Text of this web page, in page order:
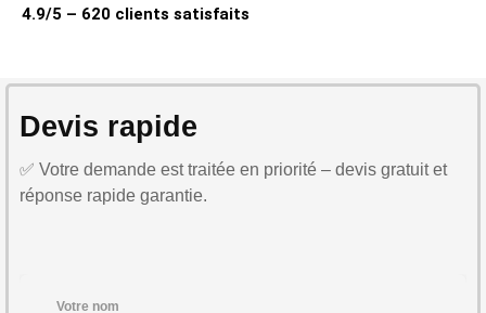
4.9/5 – 620 clients satisfaits
Devis rapide
✅ Votre demande est traitée en priorité – devis gratuit et
réponse rapide garantie.
Votre nom